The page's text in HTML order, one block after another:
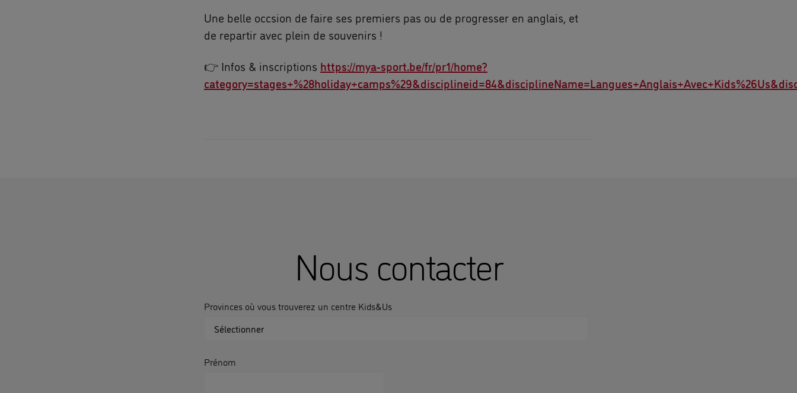
Une belle occsion de faire ses premiers pas ou de progresser en anglais, et
de repartir avec plein de souvenirs !
👉 Infos & inscriptions https://mya-sport.be/fr/pr1/home?
Nous contacter
Provinces où vous trouverez un centre Kids&Us
Prénom